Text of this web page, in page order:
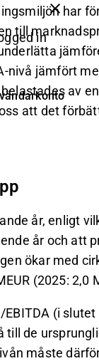
har
till
nivå jämfört
av
att det
år, enligt
år och att
ökar med
(2025: 2,0
(i slutet
de
måste
in